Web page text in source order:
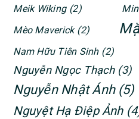
Meik Wiking (2)
Mèo Maverick (2)
Nam Hữu Tiên Sinh (2)
Nguyễn Ngọc Thạch (3)
Nguyễn Nhật Ánh (5)
Nguyệt Hạ Điệp Ảnh